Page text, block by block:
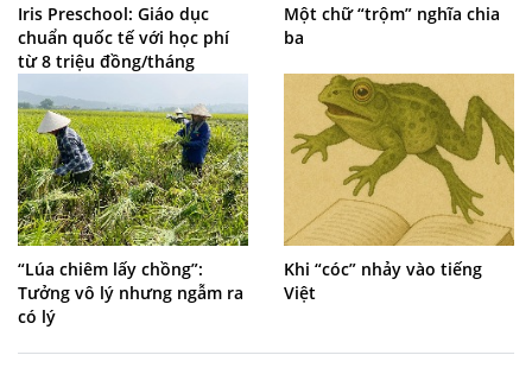
Iris Preschool: Giáo dục
chuẩn quốc tế với học phí
từ 8 triệu đồng/tháng
Một chữ “trộm” nghĩa chia
ba
“Lúa chiêm lấy chồng”:
Tưởng vô lý nhưng ngẫm ra
có lý
Khi “cóc” nhảy vào tiếng
Việt